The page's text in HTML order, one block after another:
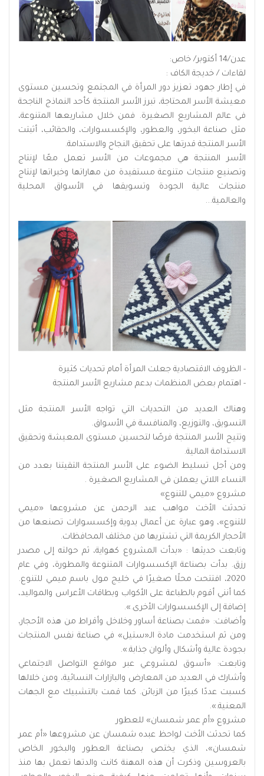
عدن/14 أكتوبر/ خاص:
لقاءات / خديجة الكاف :
في إطار جهود تعزيز دور المرأة في المجتمع وتحسين مستوى
معيشة الأسر المحتاجة، تبرز الأسر المنتجة كأحد النماذج الناجحة
في عالم المشاريع الصغيرة. فمن خلال مشاريعها المتنوعة،
مثل صناعة البخور، والعطور، والإكسسوارات، والحقائب، أثبتت
الأسر المنتجة قدرتها على تحقيق النجاح والاستدامة.
الأسر المنتجة هي مجموعات من الأسر تعمل معًا لإنتاج
وتصنيع منتجات متنوعة مستفيدة من مهاراتها وخبراتها لإنتاج
منتجات عالية الجودة وتسويقها في الأسواق المحلية
والعالمية...
- الظروف الاقتصادية جعلت المرأة أمام تحديات كثيرة
- اهتمام بعض المنظمات بدعم مشاريع الأسر المنتجة
وهناك العديد من التحديات التي تواجه الأسر المنتجة مثل
التسويق، والتوزيع، والمنافسة في الأسواق.
وتتيح الأسر المنتجة فرصًا لتحسين مستوى المعيشة وتحقيق
الاستدامة المالية.
ومن أجل تسليط الضوء على الأسر المنتجة التقيتنا بعدد من
النساء اللاتي يعملن في المشاريع الصغيرة .
مشروع «ميمي للتنوع»
تحدثت الأخت مواهب عبد الرحمن عن مشروعها «ميمي
للتنوع»، وهو عبارة عن أعمال يدوية وإكسسوارات تصنعها من
الأحجار الكريمة التي تشتريها من مختلف المحافظات.
وتابعت حديثها : «بدأت المشروع كهواية، ثم حولته إلى مصدر
رزق. بدأت بصناعة الإكسسوارات المتنوعة والمطورة، وفي عام
2020، افتتحت محلًا صغيرًا في خليج مول باسم ميمي للتنوع.
كما أنني أقوم بالطباعة على الأكواب وبطاقات الأعراس والمواليد،
إضافة إلى الإكسسوارات الأخرى.».
وأضافت: «قمت بصناعة أساور وخلاخل وأقراط من هذه الأحجار،
ومن ثم استخدمت مادة الـ«ستيل» في صناعة نفس المنتجات
بجودة عالية وأشكال وألوان جذابة.».
وتابعت: «أسوق لمشروعي عبر مواقع التواصل الاجتماعي
وأشارك في العديد من المعارض والبازارات النسائية، ومن خلالها
كسبت عددًا كبيرًا من الزبائن. كما قمت بالتشبيك مع الجهات
المعنية.».
مشروع «أم عمر شمسان» للعطور
كما تحدثت الأخت لواحظ عبده شمسان عن مشروعها «أم عمر
شمسان»، الذي يختص بصناعة العطور والبخور الخاص
بالعروسين وذكرت أن هذه المهنة كانت والدتها تعمل بها منذ